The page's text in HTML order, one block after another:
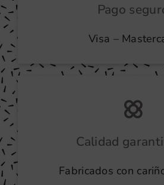
Pago
Visa –
Calidad
Fabricados con